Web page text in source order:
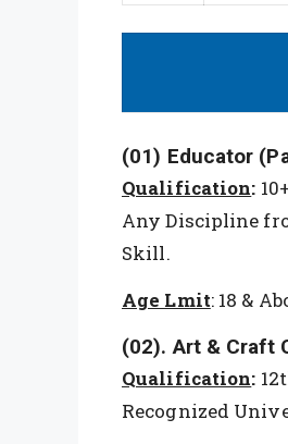
(01) Educator
Qualification:
Any Discipline
Skill.
Age Lmit: 18 &
(02). Art & Craft
Qualification:
Recognized